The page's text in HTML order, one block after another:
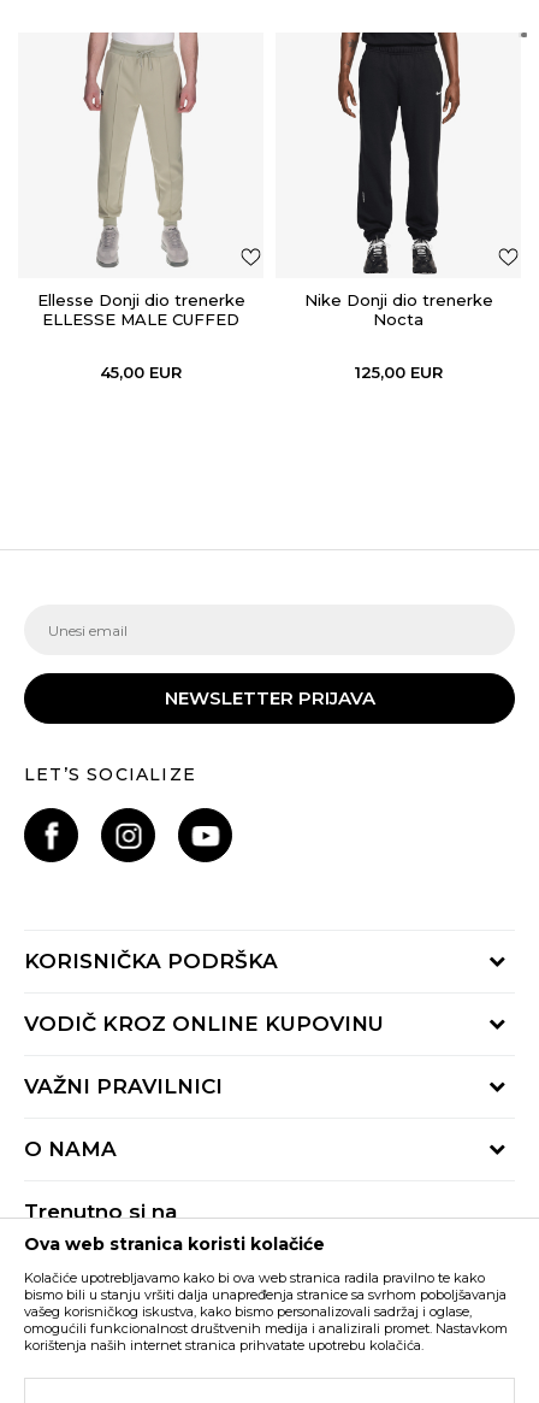
Ellesse Donji dio trenerke
ELLESSE MALE CUFFED
45,00 EUR
Nike Donji dio trenerke
Nocta
125,00 EUR
NEWSLETTER PRIJAVA
LET’S SOCIALIZE
KORISNIČKA PODRŠKA
Provjeri status porudžbine
Radno vrijeme 9-16h
VODIČ KROZ ONLINE KUPOVINU
Načini isporuke
Reklamacije
VAŽNI PRAVILNICI
Pravila Sport&Bonus programa
O NAMA
BUZZ Shopovi
Postani dio BUZZ tima
Trenutno si na
Buzz Crna Gora PROMIJENI
Nastojimo da budemo što precizniji u opisu proizvoda, prikazu slika i samih
cijena, ali ne možemo garantovati da su sve informacije kompletne i bez
grešaka. Svi artikli prikazani na sajtu su dio naše ponude i ne podrazumijeva da
su dostupni u svakom trenutku. Raspoloživost robe možete provjeriti pozivom
Ova web stranica koristi kolačiće
Kolačiće upotrebljavamo kako bi ova web stranica radila pravilno te kako
bismo bili u stanju vršiti dalja unapređenja stranice sa svrhom poboljšavanja
vašeg korisničkog iskustva, kako bismo personalizovali sadržaj i oglase,
omogućili funkcionalnost društvenih medija i analizirali promet. Nastavkom
korištenja naših internet stranica prihvatate upotrebu kolačića.